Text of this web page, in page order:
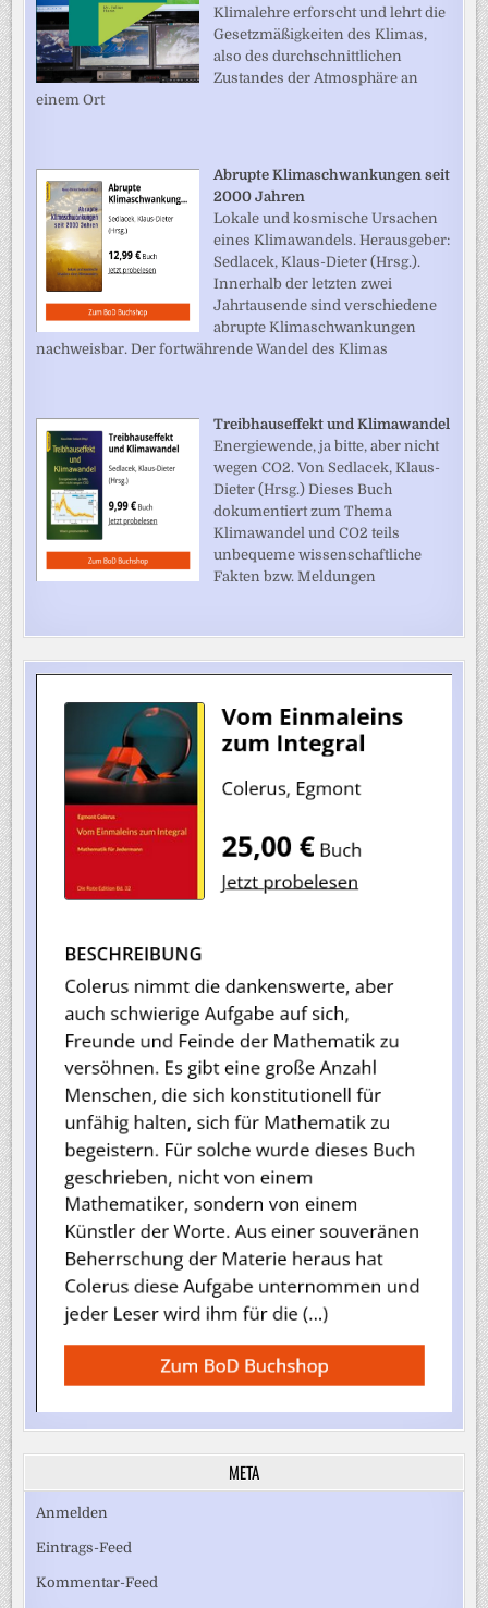
Klimalehre erforscht und lehrt die
Gesetzmäßigkeiten des Klimas,
also des durchschnittlichen
Zustandes der Atmosphäre an
einem Ort
Abrupte Klimaschwankungen seit
2000 Jahren
Lokale und kosmische Ursachen
eines Klimawandels. Herausgeber:
Sedlacek, Klaus-Dieter (Hrsg.).
Innerhalb der letzten zwei
Jahrtausende sind verschiedene
abrupte Klimaschwankungen
nachweisbar. Der fortwährende Wandel des Klimas
Treibhauseffekt und Klimawandel
Energiewende, ja bitte, aber nicht
wegen CO2. Von Sedlacek, Klaus-
Dieter (Hrsg.) Dieses Buch
dokumentiert zum Thema
Klimawandel und CO2 teils
unbequeme wissenschaftliche
Fakten bzw. Meldungen
META
Anmelden
Eintrags-Feed
Kommentar-Feed